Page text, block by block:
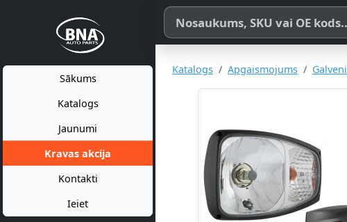
Sākums
Katalogs
Jaunumi
Kravas akcija
Kontakti
Ieiet
Meklēt pēc produkta nosaukuma, SKU
Katalogs Apgaismojums